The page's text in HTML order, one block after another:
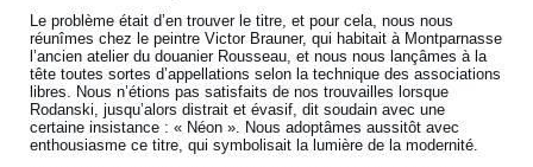
Le problème était d’en trouver le titre, et pour cela, nous nous
réunîmes chez le peintre Victor Brauner, qui habitait à Montparnasse
l’ancien atelier du douanier Rousseau, et nous nous lançâmes à la
tête toutes sortes d’appellations selon la technique des associations
libres. Nous n’étions pas satisfaits de nos trouvailles lorsque
Rodanski, jusqu’alors distrait et évasif, dit soudain avec une
certaine insistance : « Néon ». Nous adoptâmes aussitôt avec
enthousiasme ce titre, qui symbolisait la lumière de la modernité.